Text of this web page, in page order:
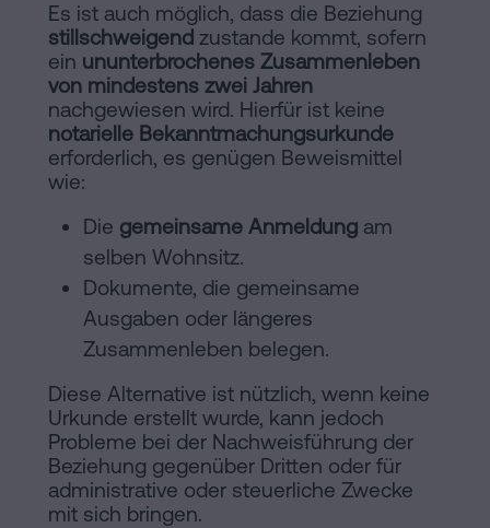
Es ist auch möglich, dass die Beziehung
stillschweigend zustande kommt, sofern
ein ununterbrochenes Zusammenleben
von mindestens zwei Jahren
nachgewiesen wird. Hierfür ist keine
notarielle Bekanntmachungsurkunde
erforderlich, es genügen Beweismittel
wie:
Die gemeinsame Anmeldung am
selben Wohnsitz.
Dokumente, die gemeinsame
Ausgaben oder längeres
Zusammenleben belegen.
Diese Alternative ist nützlich, wenn keine
Urkunde erstellt wurde, kann jedoch
Probleme bei der Nachweisführung der
Beziehung gegenüber Dritten oder für
administrative oder steuerliche Zwecke
mit sich bringen.